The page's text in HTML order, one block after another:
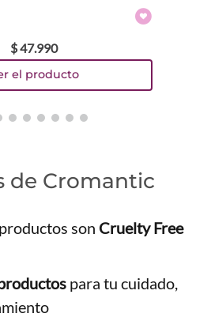
$47.990
de Cromantic
son Cruelty Free
para tu cuidado,